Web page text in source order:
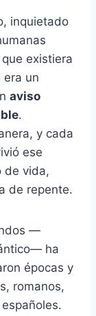
inquietado
existiera
era un
aviso
.
y cada
ese
de vida,
de repente.
—
ha
épocas y
romanos,